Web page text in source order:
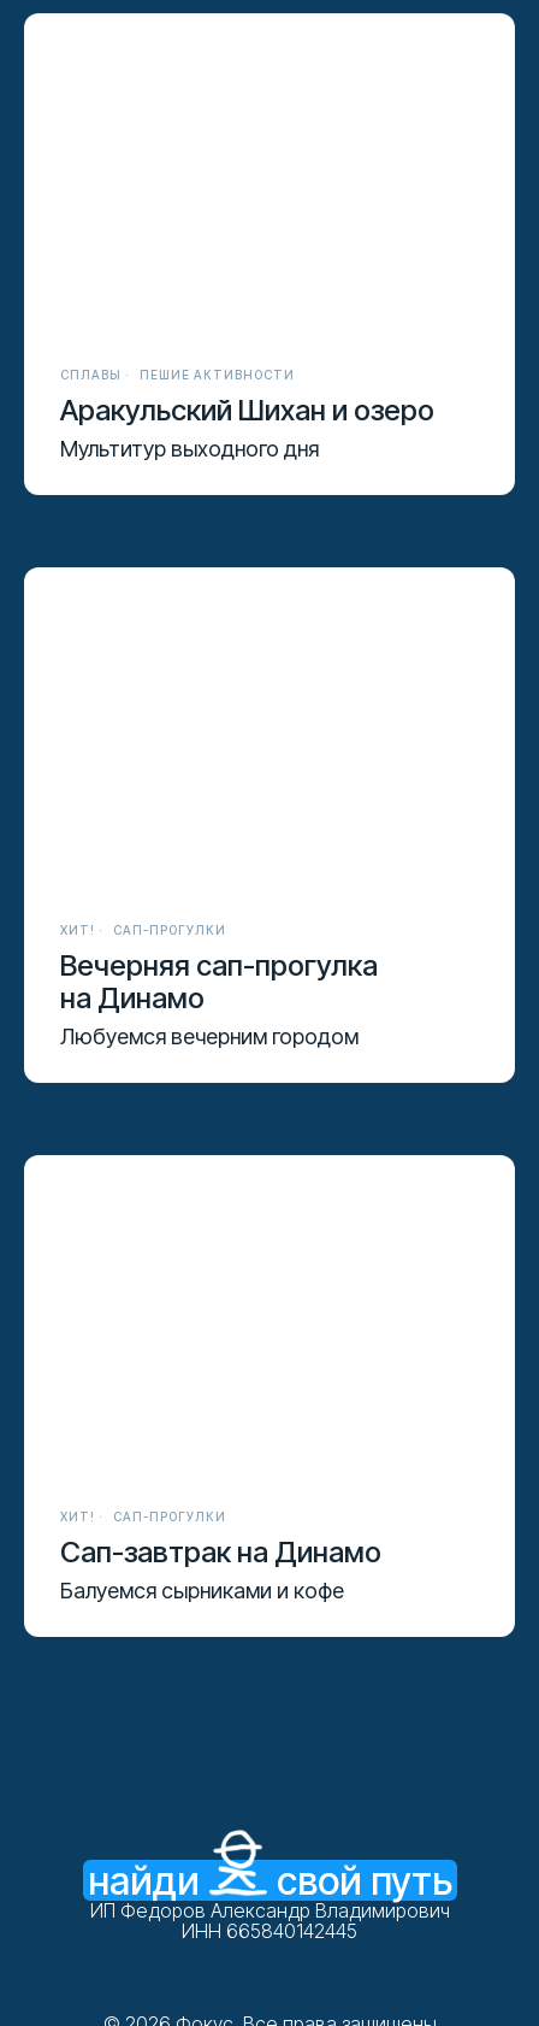
СПЛАВЫ ПЕШИЕ АКТИВНОСТИ
Аракульский Шихан и озеро
Мультитур выходного дня
ХИТ! САП-ПРОГУЛКИ
Вечерняя сап-прогулка
на Динамо
Любуемся вечерним городом
ХИТ! САП-ПРОГУЛКИ
Сап-завтрак на Динамо
Балуемся сырниками и кофе
найди свой путь
ИП Федоров Александр Владимирович
ИНН 665840142445